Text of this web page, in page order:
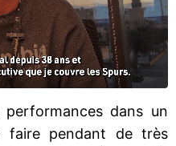
dans un
faire pendant de très